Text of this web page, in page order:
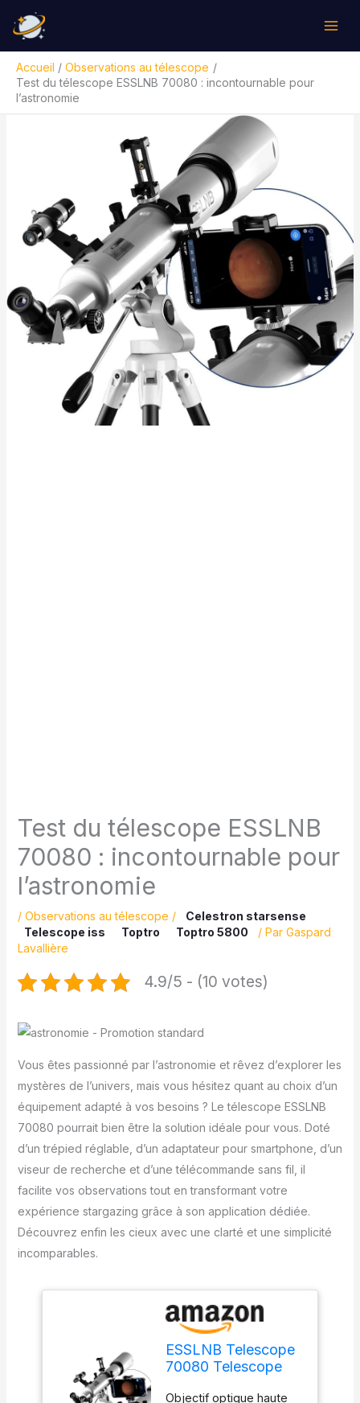
contenu
Accueil
Observations au télescope
Test du télescope ESSLNB 70080 : incontournable pour
l’astronomie
Test du télescope ESSLNB
70080 : incontournable pour
l’astronomie
/ Observations au télescope /
Celestron starsense
Telescope iss
Toptro Toptro 5800 / Par Gaspard
Lavallière
4.9/5 - (10 votes)
Vous êtes passionné par l’astronomie et rêvez d’explorer les
mystères de l’univers, mais vous hésitez quant au choix d’un
équipement adapté à vos besoins ? Le télescope ESSLNB
70080 pourrait bien être la solution idéale pour vous. Doté
d’un trépied réglable, d’un adaptateur pour smartphone, d’un
viseur de recherche et d’une télécommande sans fil, il
facilite vos observations tout en transformant votre
expérience stargazing grâce à son application dédiée.
Découvrez enfin les cieux avec une clarté et une simplicité
incomparables.
ESSLNB Telescope
70080 Telescope
Objectif optique haute
Rechercher